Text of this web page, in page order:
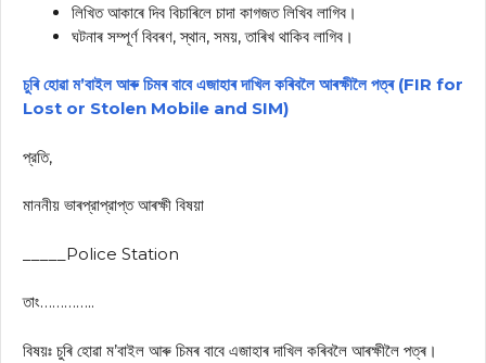
লিখিত আকাৰে দিব বিচাৰিলে চাদা কাগজত লিখিব লাগিব।
ঘটনাৰ সম্পূর্ণ বিবৰণ, স্থান, সময়, তাৰিখ থাকিব লাগিব।
চুৰি হোৱা ম’বাইল আৰু চিমৰ বাবে এজাহাৰ দাখিল কৰিবলৈ আৰক্ষীলৈ পত্ৰ (FIR for
Lost or Stolen Mobile and SIM)
প্রতি,
মাননীয় ভাৰপ্রাপ্রাপ্ত আৰক্ষী বিষয়া
_____Police Station
তাং…………..
বিষয়ঃ চুৰি হোৱা ম’বাইল আৰু চিমৰ বাবে এজাহাৰ দাখিল কৰিবলৈ আৰক্ষীলৈ পত্ৰ।